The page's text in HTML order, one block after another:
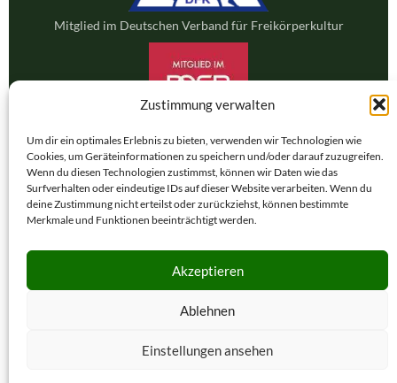
Zustimmung verwalten
Um dir ein optimales Erlebnis zu bieten, verwenden wir Technologien wie
Cookies, um Geräteinformationen zu speichern und/oder darauf zuzugreifen.
Wenn du diesen Technologien zustimmst, können wir Daten wie das
Surfverhalten oder eindeutige IDs auf dieser Website verarbeiten. Wenn du
deine Zustimmung nicht erteilst oder zurückziehst, können bestimmte
Merkmale und Funktionen beeinträchtigt werden.
Akzeptieren
Ablehnen
Einstellungen ansehen
Mitglied im Deutschen Verband für Freikörperkultur
Mitglied im Deutschen Olympischen Sportbund